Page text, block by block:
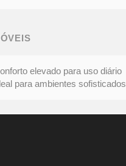
elevado para uso diário
ambientes sofisticados